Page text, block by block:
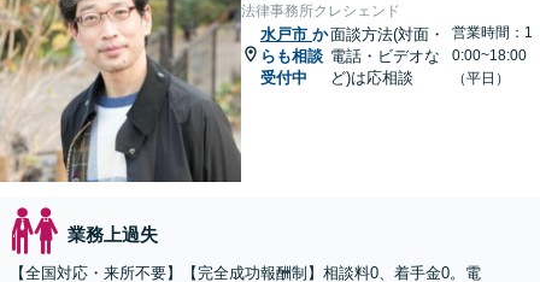
法律事務所クレシェンド
水戸市 か
らも相談
受付中
面談方法(対面・
電話・ビデオな
ど)は応相談
営業時間：1
0:00~18:00
（平日）
業務上過失
【全国対応・来所不要】【完全成功報酬制】相談料0、着手金0。電